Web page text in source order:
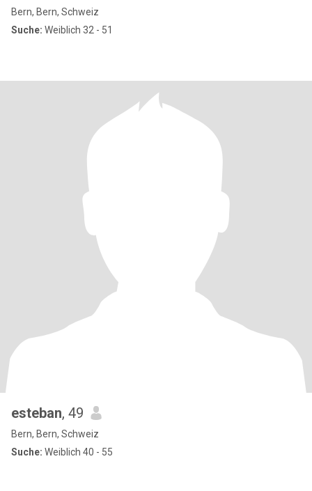
Bern, Bern, Schweiz
Suche: Weiblich 32 - 51
esteban, 49
Bern, Bern, Schweiz
Suche: Weiblich 40 - 55